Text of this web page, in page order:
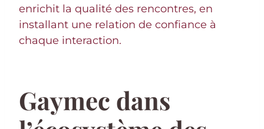
enrichit la qualité des rencontres, en
installant une relation de confiance à
chaque interaction.
Gaymec dans